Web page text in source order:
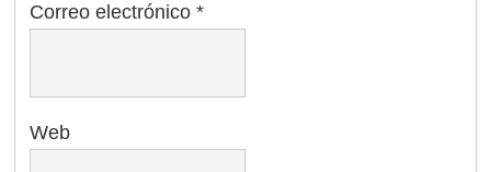
Correo electrónico*
Web